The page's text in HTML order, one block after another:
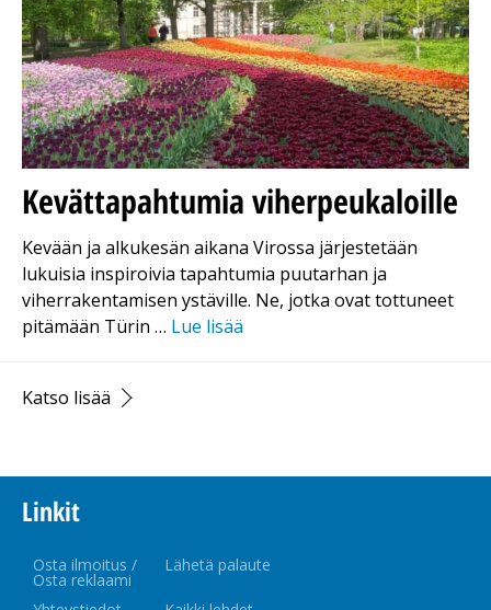
Kevättapahtumia viherpeukaloille
Kevään ja alkukesän aikana Virossa järjestetään
lukuisia inspiroivia tapahtumia puutarhan ja
viherrakentamisen ystäville. Ne, jotka ovat tottuneet
pitämään Türin … Lue lisää
Katso lisää
Linkit
Osta ilmoitus /
Osta reklaami
Lähetä palaute